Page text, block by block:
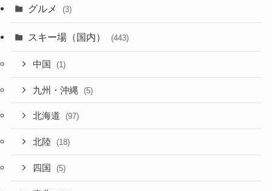
グルメ (3)
スキー場（国内） (443)
中国 (1)
九州・沖縄 (5)
北海道 (97)
北陸 (18)
四国 (5)